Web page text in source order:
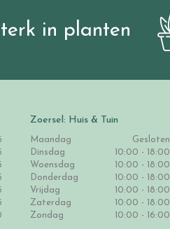
in planten
Zoersel: Huis & Tuin
Maandag
Gesloten
Dinsdag
10:00 - 18:00
Woensdag
10:00 - 18:00
Donderdag
10:00 - 18:00
Vrijdag
10:00 - 18:00
Zaterdag
10:00 - 18:00
Zondag
10:00 - 16:00